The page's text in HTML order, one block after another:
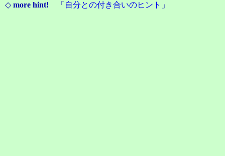
◇ more hint! 「 自分との付き合いのヒント 」